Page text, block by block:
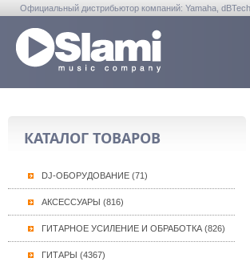
Официальный дистрибьютор компаний: Yamaha,
КАТАЛОГ ТОВАРОВ
DJ-ОБОРУДОВАНИЕ (71)
АКСЕССУАРЫ (816)
ГИТАРНОЕ УСИЛЕНИЕ И ОБРАБОТКА (826)
ГИТАРЫ (4367)